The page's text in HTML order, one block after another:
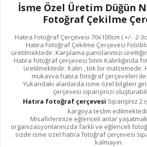
İsme Özel Üretim Düğün
Fotoğraf Çekilme
Hatıra Fotoğraf Çerçevesi 70x100cm ( +/- 2-
Hatıra Fotoğraf Çekilme Çerçevesi
üretilmektedir. Karşılama panolarımızı
Hatıra fotoğraf çerçevesi 5mm Kalınlığında
üretilmektedir. Kalın , tok bir malzemedir.
mukavva hatıra fotoğraf çerçeveleri ile
Yukarıdaki alanlarda isme özel bilgileri
çerçevesi siparişinizi
Hatıra fotoğraf çerçevesi Siparişiniz 2
kargoya teslim
Misafirlerinize eğlenceli anlar
organizasyonlarınızda farklı ve eğlenceli
sizde isme özel hatıra fotoğraf çerçevesi
kalmayın.